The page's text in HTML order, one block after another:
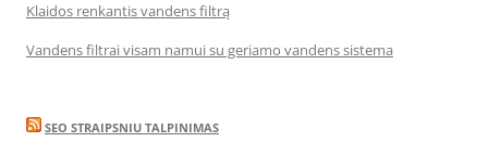
Klaidos renkantis vandens filtrą
Vandens filtrai visam namui su geriamo vandens sistema
SEO STRAIPSNIU TALPINIMAS